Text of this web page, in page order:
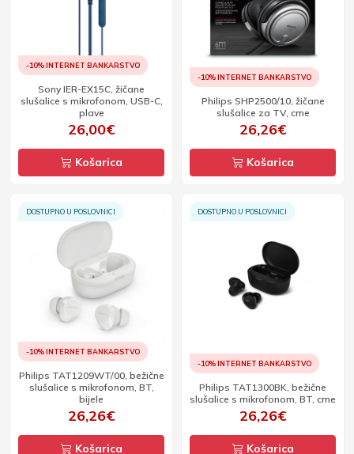
-10% INTERNET BANKARSTVO
Sony IER-EX15C, žičane
slušalice s mikrofonom, USB-C,
plave
26,00€
Košarica
-10% INTERNET BANKARSTVO
Philips SHP2500/10, žičane
slušalice za TV, crne
26,26€
Košarica
DOSTUPNO U POSLOVNICI
-10% INTERNET BANKARSTVO
Philips TAT1209WT/00, bežične
slušalice s mikrofonom, BT,
bijele
26,26€
Košarica
DOSTUPNO U POSLOVNICI
-10% INTERNET BANKARSTVO
Philips TAT1300BK, bežične
slušalice s mikrofonom, BT, crne
26,26€
Košarica